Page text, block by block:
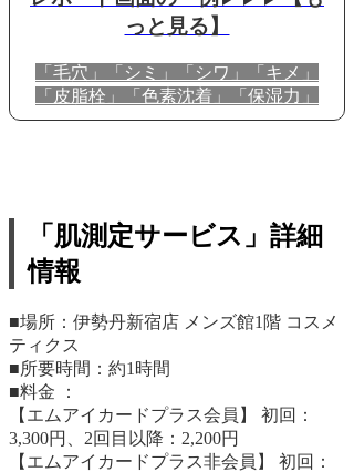
っと見る】
「毛穴」「シミ」「シワ」「キメ」
「皮脂栓」「色素沈着」「保湿力」
「肌測定サービス」詳細
情報
■場所：伊勢丹新宿店 メンズ館1階 コスメ
ティクス
■所要時間：約1時間
■料金 ：
【エムアイカードプラス会員】 初回：
3,300円、2回目以降：2,200円
【エムアイカードプラス非会員】 初回：